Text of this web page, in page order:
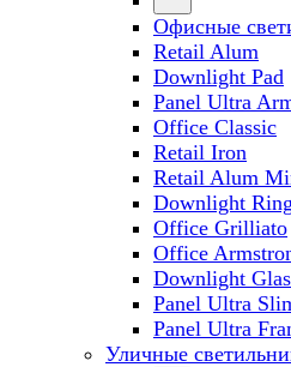
Офисные
Retail Alum
Downlight Pad
Panel Ultra
Office Classic
Retail Iron
Retail Alum
Downlight Ring
Office Grilliato
Office
Downlight
Panel Ultra
Panel Ultra
Уличные